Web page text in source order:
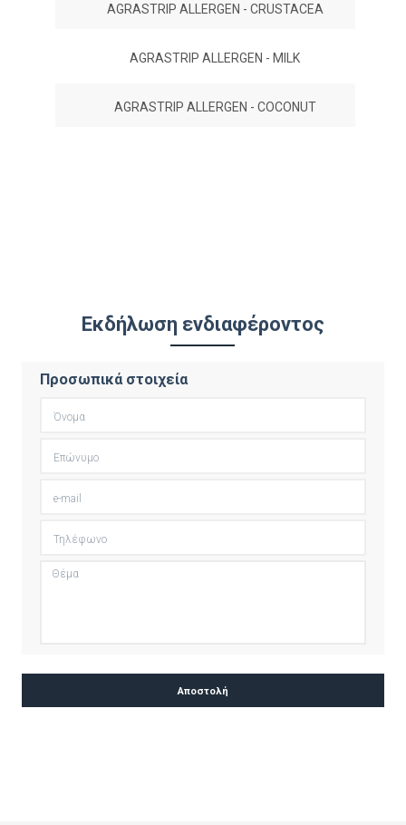
AGRASTRIP ALLERGEN - CRUSTACEA
AGRASTRIP ALLERGEN - MILK
AGRASTRIP ALLERGEN - COCONUT
Εκδήλωση ενδιαφέροντος
Προσωπικά στοιχεία